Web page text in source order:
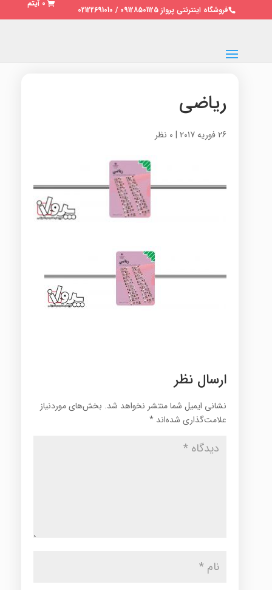
فروشگاه اینترنتی پرواز 09128501125 / 02122691010
0 آیتم
ریاضی
26 فوریه 2017 | 0 نظر
ارسال نظر
نشانی ایمیل شما منتشر نخواهد شد. بخش‌های موردنیاز
علامت‌گذاری شده‌اند *